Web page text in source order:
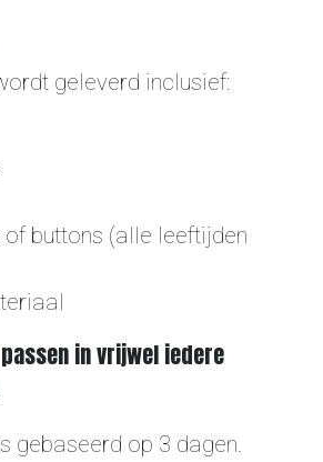
geleverd inclusief:
buttons (alle leeftijden
in vrijwel iedere
gebaseerd op 3 dagen.